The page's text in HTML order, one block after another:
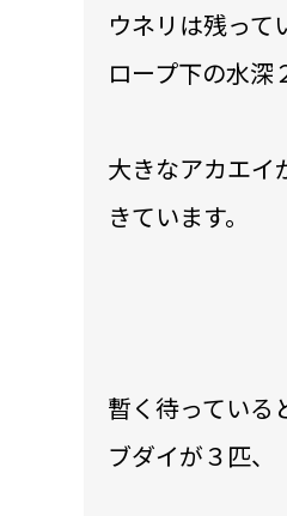
ウネリは残って
ロープ下の水深
大きなアカエイ
きています。
暫く待っている
ブダイが３匹、